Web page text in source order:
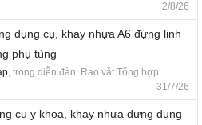
2/8/26
dụng cụ, khay nhựa A6 đựng linh
phụ tùng
, trong diễn đàn: Rao vặt Tổng hợp
31/7/26
cụ y khoa, khay nhựa đựng dụng